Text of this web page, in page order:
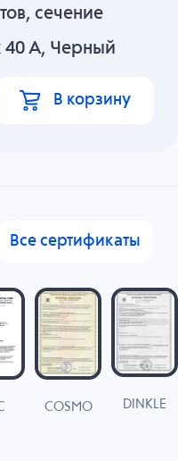
сечение
40 A, Черный
В корзину
Все сертификаты
COSMO DINKLE